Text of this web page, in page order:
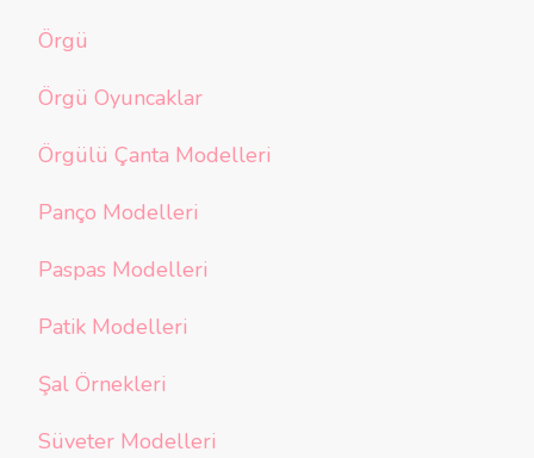
Örgü
Örgü Oyuncaklar
Örgülü Çanta Modelleri
Panço Modelleri
Paspas Modelleri
Patik Modelleri
Şal Örnekleri
Süveter Modelleri